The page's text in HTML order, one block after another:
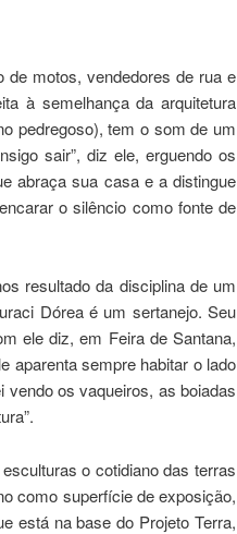
de motos, vendedores de rua e
à semelhança da arquitetura
pedregoso), tem o som de um
sair”, diz ele, erguendo os
abraça sua casa e a distingue
o silêncio como fonte de
resultado da disciplina de um
Dórea é um sertanejo. Seu
ele diz, em Feira de Santana,
aparenta sempre habitar o lado
vendo os vaqueiros, as boiadas
o cotidiano das terras
como superfície de exposição,
está na base do Projeto Terra,